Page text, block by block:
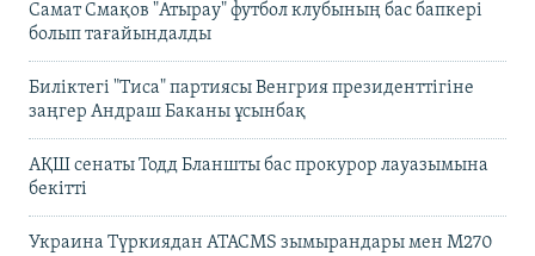
Самат Смақов "Атырау" футбол клубының бас бапкері
болып тағайындалды
Биліктегі "Тиса" партиясы Венгрия президенттігіне
заңгер Андраш Баканы ұсынбақ
АҚШ сенаты Тодд Бланшты бас прокурор лауазымына
бекітті
Украина Түркиядан ATACMS зымырандары мен M270